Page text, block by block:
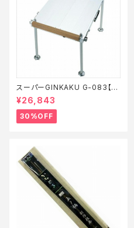
スーパーGINKAKU G-083【特
価装備】【30】
¥26,843
30%OFF